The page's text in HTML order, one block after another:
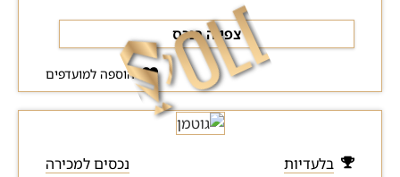
צפייה בנכס
הוספה למועדפים
בלעדיות נכסים למכירה